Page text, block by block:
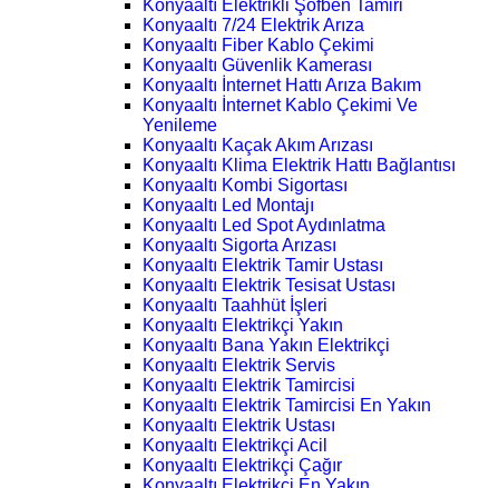
Konyaaltı Elektrikli Şofben Tamiri
Konyaaltı 7/24 Elektrik Arıza
Konyaaltı Fiber Kablo Çekimi
Konyaaltı Güvenlik Kamerası
Konyaaltı İnternet Hattı Arıza Bakım
Konyaaltı İnternet Kablo Çekimi Ve
Yenileme
Konyaaltı Kaçak Akım Arızası
Konyaaltı Klima Elektrik Hattı Bağlantısı
Konyaaltı Kombi Sigortası
Konyaaltı Led Montajı
Konyaaltı Led Spot Aydınlatma
Konyaaltı Sigorta Arızası
Konyaaltı Elektrik Tamir Ustası
Konyaaltı Elektrik Tesisat Ustası
Konyaaltı Taahhüt İşleri
Konyaaltı Elektrikçi Yakın
Konyaaltı Bana Yakın Elektrikçi
Konyaaltı Elektrik Servis
Konyaaltı Elektrik Tamircisi
Konyaaltı Elektrik Tamircisi En Yakın
Konyaaltı Elektrik Ustası
Konyaaltı Elektrikçi Acil
Konyaaltı Elektrikçi Çağır